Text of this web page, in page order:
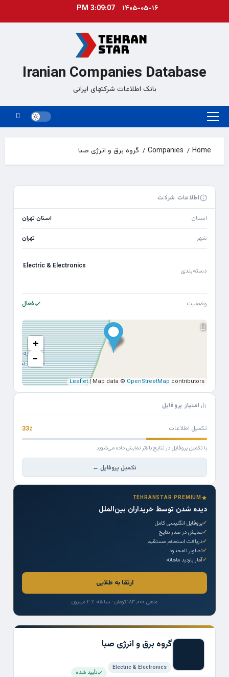
۱۴۰۵-۰۵-۱۶ 3:09:07 PM
Iranian Companies Database
بانک اطلاعات شرکتهای ایرانی
Primary
Home
Companies گروه برق و انرژی صبا
گروه برق و انرژی صبا
Electric & Electronics
تأیید شده
اطلاعات شرکت
استان استان تهران
شهر تهران
دسته‌بندی
Electric & Electronics
وضعیت فعال
+
−
Leaflet| Map data © OpenStreetMap contributors
امتیاز پروفایل
تکمیل اطلاعات 33٪
با تکمیل پروفایل در نتایج بالاتر نمایش داده می‌شوید
تکمیل پروفایل ←
TEHRANSTAR PREMIUM
دیده شدن توسط خریداران بین‌الملل
پروفایل انگلیسی کامل
نمایش در صدر نتایج
دریافت استعلام مستقیم
تصاویر نامحدود
آمار بازدید ماهانه
ارتقا به طلایی
ماهی ۱۸۳,۰۰۰ تومان · سالانه ۲.۲ میلیون